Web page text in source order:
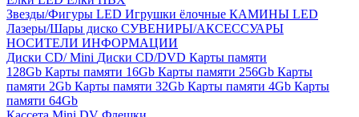
Звезды/Фигуры LED Игрушки ёлочные КАМИНЫ LED
Лазеры/Шары диско СУВЕНИРЫ/АКСЕССУАРЫ
НОСИТЕЛИ ИНФОРМАЦИИ
Диски CD/ Mini Диски CD/DVD Карты памяти
128Gb Карты памяти 16Gb Карты памяти 256Gb Карты
памяти 2Gb Карты памяти 32Gb Карты памяти 4Gb Карты
памяти 64Gb